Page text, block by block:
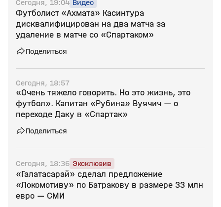
Сегодня, 19:04 Видео
Футболист «Ахмата» Касинтура
дисквалифицирован на два матча за
удаление в матче со «Спартаком»
Поделиться
Сегодня, 18:57
«Очень тяжело говорить. Но это жизнь, это
футбол». Капитан «Рубина» Вуячич — о
переходе Даку в «Спартак»
Поделиться
Сегодня, 18:36 Эксклюзив
«Галатасарай» сделал предложение
«Локомотиву» по Батракову в размере 33 млн
евро — СМИ